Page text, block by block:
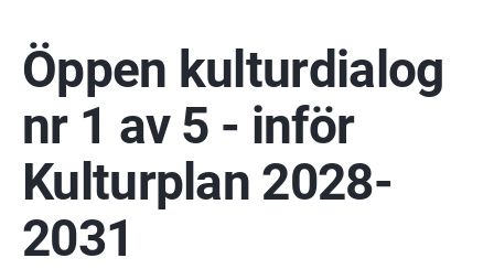
Öppen kulturdialog
nr 1 av 5 - inför
Kulturplan 2028-
2031